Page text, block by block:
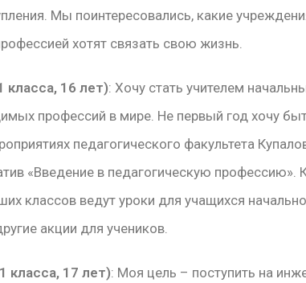
Мы поинтересовались, какие
хотят связать свою жизнь.
класса, 16 лет): Хочу стать учителем
профессий в мире. Не первый год хочу
педагогического факультета
«Введение в педагогическую профессию».
классов ведут уроки для учащихся
акции для учеников.
класса, 17 лет): Моя цель – поступить на